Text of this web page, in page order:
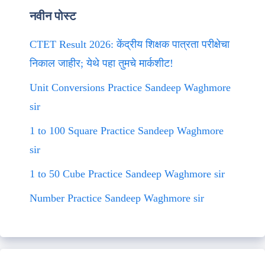
नवीन पोस्ट
CTET Result 2026: केंद्रीय शिक्षक पात्रता परीक्षेचा
निकाल जाहीर; येथे पहा तुमचे मार्कशीट!
Unit Conversions Practice Sandeep Waghmore
sir
1 to 100 Square Practice Sandeep Waghmore
sir
1 to 50 Cube Practice Sandeep Waghmore sir
Number Practice Sandeep Waghmore sir